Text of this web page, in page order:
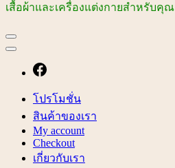
เสื้อผ้าและเครื่องแต่งกายสำหรับคุณ
โปรโมชั่น
สินค้าของเรา
My account
Checkout
เกี่ยวกับเรา